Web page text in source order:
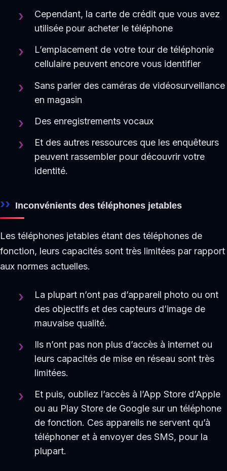
Cependant, la carte de crédit que vous avez
utilisée pour acheter le téléphone
L’emplacement de votre tour de téléphonie
cellulaire peuvent encore vous identifier
Sans parler des caméras de vidéosurveillance
en magasin
Des enregistrements vocaux
Et des autres ressources que les enquêteurs
peuvent rassembler pour découvrir votre
identité.
Inconvénients des téléphones jetables
Les téléphones jetables étant des téléphones de
fonction, leurs capacités sont très limitées par rapport
aux normes actuelles.
La plupart n’ont pas d’appareil photo ou ont
des objectifs et des capteurs d’image de
mauvaise qualité.
Ils n’ont pas non plus d’accès à internet ou
leurs capacités de mise en réseau sont très
limitées.
Et puis, oubliez l’accès à l’App Store d’Apple
ou au Play Store de Google sur un téléphone
de fonction. Ces appareils ne servent qu’à
téléphoner et à envoyer des SMS, pour la
plupart.